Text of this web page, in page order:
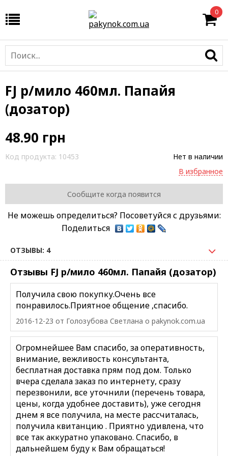
0
FJ р/мило 460мл. Папайя
(дозатор)
48.90 грн
Код продукта: 10453
Нет в наличии
В избранное
Сообщите когда появится
Не можешь определиться? Посоветуйся с друзьями:
Поделиться
ОТЗЫВЫ: 4
Отзывы FJ р/мило 460мл. Папайя (дозатор)
Получила свою покупку.Очень все
понравилось.Приятное общение ,спасибо.
2016-12-23 от Голозубова Cветлана о pakynok.com.ua
Огромнейшее Вам спасибо, за оперативность,
внимание, вежливость консультанта,
бесплатная доставка прям под дом. Только
вчера сделала заказ по интернету, сразу
перезвонили, все уточнили (перечень товара,
цены, когда удобнее доставить), уже сегодня
днем я все получила, на месте рассчиталась,
получила квитанцию . Приятно удивлена, что
все так аккуратно упаковано. Спасибо, в
дальнейшем буду к Вам обращаться!